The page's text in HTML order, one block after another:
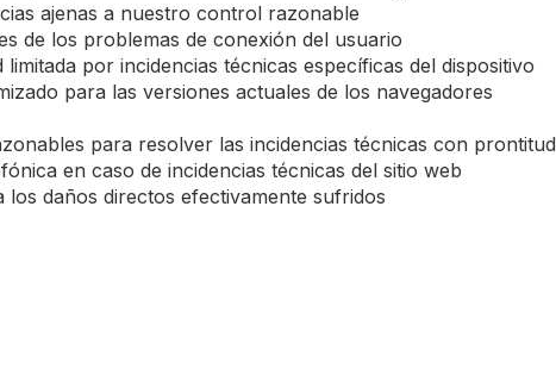
ajenas a nuestro control razonable
de los problemas de conexión del usuario
por incidencias técnicas específicas del dispositivo
para las versiones actuales de los navegadores
para resolver las incidencias técnicas con prontitud
en caso de incidencias técnicas del sitio web
los daños directos efectivamente sufridos